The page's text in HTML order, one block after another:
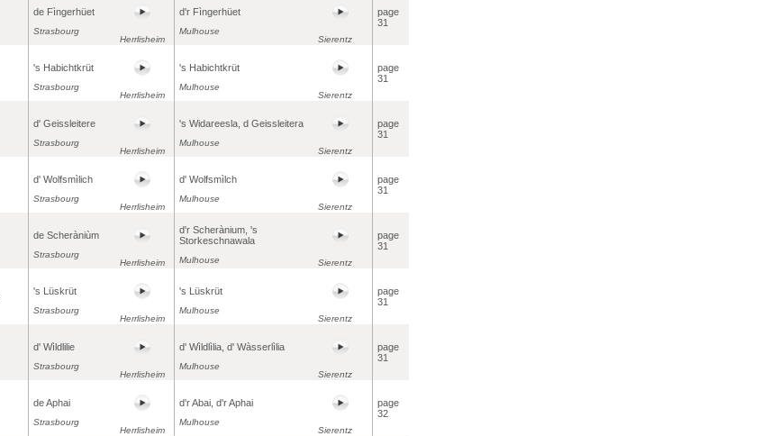
de Fìngerhüet
Strasbourg
Herrlisheim
d'r Fìngerhüet
Mulhouse
Sierentz
page
31
's Habichtkrüt
Strasbourg
Herrlisheim
's Habichtkrüt
Mulhouse
Sierentz
page
31
d' Geissleitere
Strasbourg
Herrlisheim
's Widareesla, d Geissleitera
Mulhouse
Sierentz
page
31
d' Wolfsmìlich
Strasbourg
Herrlisheim
d' Wolfsmìlch
Mulhouse
Sierentz
page
31
de Scheràniùm
Strasbourg
Herrlisheim
d'r Scherànium, 's
Storkeschnawala
Mulhouse Sierentz
page
31
's Lüskrüt
Strasbourg
Herrlisheim
's Lüskrüt
Mulhouse
Sierentz
page
31
d' Wìldlilie
Strasbourg
Herrlisheim
d' Wìldlìlia, d' Wàsserlìlia
Mulhouse
Sierentz
page
31
de Aphai
Strasbourg
Herrlisheim
d'r Abai, d'r Aphai
Mulhouse
Sierentz
page
32